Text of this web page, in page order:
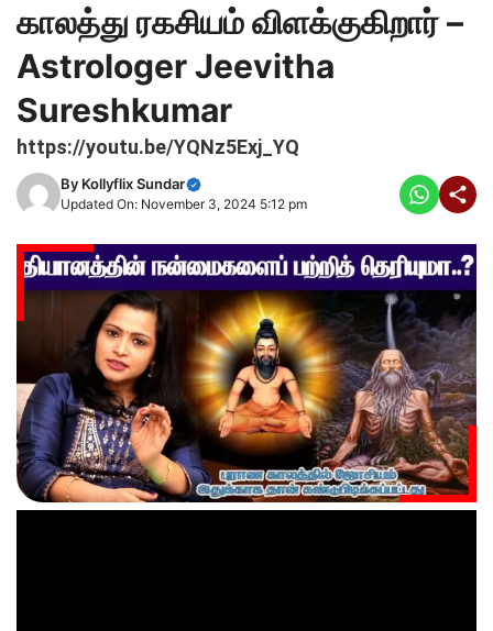
காலத்து ரகசியம் விளக்குகிறார் –
Astrologer Jeevitha
Sureshkumar
https://youtu.be/YQNz5Exj_YQ
By Kollyflix Sundar
Updated On: November 3, 2024 5:12 pm